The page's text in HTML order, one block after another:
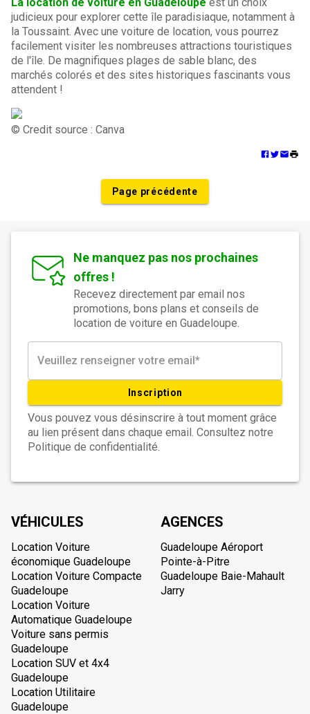
judicieux pour explorer cette île paradisiaque, notamment à
la Toussaint. Avec une voiture de location, vous pourrez
facilement visiter les nombreuses attractions touristiques
de l'île. De magnifiques plages de sable blanc, des
marchés colorés et des sites historiques fascinants vous
attendent !
© Credit source : Canva
Page précédente
Ne manquez pas nos prochaines
offres !
Recevez directement par email nos
promotions, bons plans et conseils de
location de voiture en Guadeloupe.
Inscription
Vous pouvez vous désinscrire à tout moment grâce
au lien présent dans chaque email. Consultez notre
Politique de confidentialité.
VÉHICULES
Location Voiture
économique Guadeloupe
Location Voiture Compacte
Guadeloupe
Location Voiture
Automatique Guadeloupe
Voiture sans permis
Guadeloupe
Location SUV et 4x4
Guadeloupe
Location Utilitaire
Guadeloupe
AGENCES
Guadeloupe Aéroport
Pointe-à-Pitre
Guadeloupe Baie-Mahault
Jarry